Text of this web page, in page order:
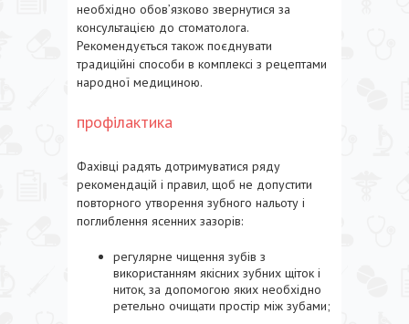
необхідно обов’язково звернутися за
консультацією до стоматолога.
Рекомендується також поєднувати
традиційні способи в комплексі з рецептами
народної медициною.
профілактика
Фахівці радять дотримуватися ряду
рекомендацій і правил, щоб не допустити
повторного утворення зубного нальоту і
поглиблення ясенних зазорів:
регулярне чищення зубів з
використанням якісних зубних щіток і
ниток, за допомогою яких необхідно
ретельно очищати простір між зубами;